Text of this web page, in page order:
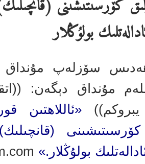
كۆرسىتىشىنى
بولۇڭلار
ھەدىس سۆزلەپ
مۇنداق دېگەن:
يبروكم))«ئاللاھتىن
كۆرسىتىشىنى
بولۇڭلار.»